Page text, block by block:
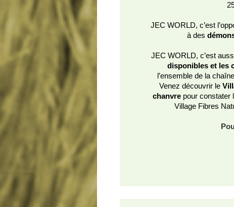
JEC WORLD, c’est
à des
JEC WORLD, c’est
disponibles et les
l’ensemble de la
Venez découvrir le
chanvre pour constater
Village Fibres